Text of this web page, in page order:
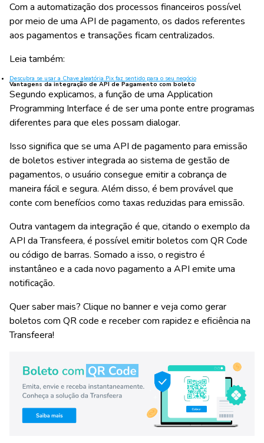
Com a automatização dos processos financeiros possível
por meio de uma API de pagamento, os dados referentes
aos pagamentos e transações ficam centralizados.
Leia também:
Descubra se usar a Chave aleatória Pix faz sentido para o seu negócio
Vantagens da integração de API de Pagamento com boleto
Segundo explicamos, a função de uma Application
Programming Interface é de ser uma ponte entre programas
diferentes para que eles possam dialogar.
Isso significa que se uma API de pagamento para emissão
de boletos estiver integrada ao sistema de gestão de
pagamentos, o usuário consegue emitir a cobrança de
maneira fácil e segura. Além disso, é bem provável que
conte com benefícios como taxas reduzidas para emissão.
Outra vantagem da integração é que, citando o exemplo da
API da Transfeera, é possível emitir boletos com QR Code
ou código de barras. Somado a isso, o registro é
instantâneo e a cada novo pagamento a API emite uma
notificação.
Quer saber mais? Clique no banner e veja como gerar
boletos com QR code e receber com rapidez e eficiência na
Transfeera!